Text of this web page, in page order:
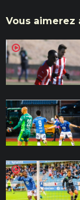
Vous aimerez